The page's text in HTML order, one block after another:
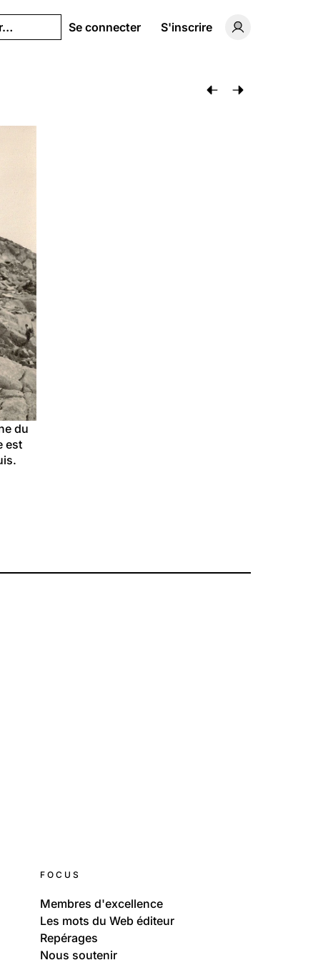
Se connecter S'inscrire
Basculer
du
est
.
FOCUS
Membres d'excellence
Les mots du Web éditeur
Repérages
Nous soutenir